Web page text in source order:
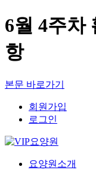
6월 4주차
항
본문 바로가기
회원가입
로그인
요양원소개